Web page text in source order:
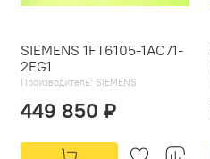
SIEMENS 1FT6105-1AC71-
2EG1
Производитель: SIEMENS
449 850 ₽